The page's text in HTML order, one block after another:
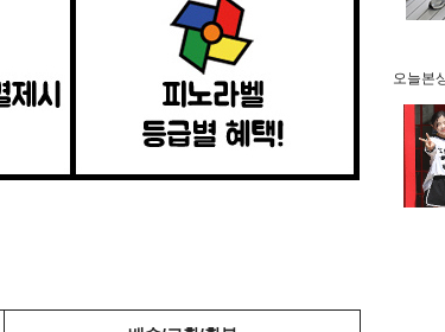
오늘본